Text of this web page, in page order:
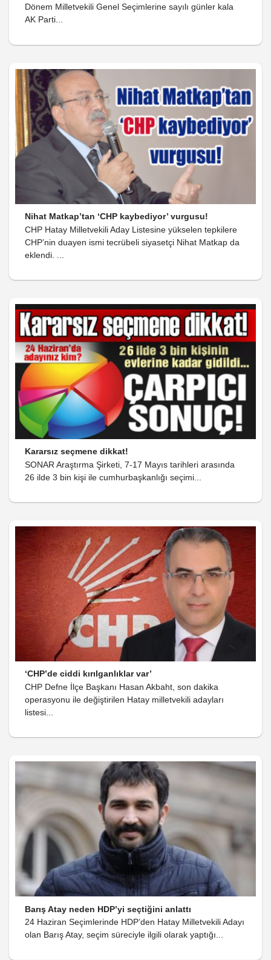
Dönem Milletvekili Genel Seçimlerine sayılı günler kala
AK Parti...
Nihat Matkap’tan ‘CHP kaybediyor’ vurgusu!
CHP Hatay Milletvekili Aday Listesine yükselen tepkilere
CHP’nin duayen ismi tecrübeli siyasetçi Nihat Matkap da
eklendi. ...
Kararsız seçmene dikkat!
SONAR Araştırma Şirketi, 7-17 Mayıs tarihleri arasında
26 ilde 3 bin kişi ile cumhurbaşkanlığı seçimi...
‘CHP’de ciddi kırılganlıklar var’
CHP Defne İlçe Başkanı Hasan Akbaht, son dakika
operasyonu ile değiştirilen Hatay milletvekili adayları
listesi...
Barış Atay neden HDP’yi seçtiğini anlattı
24 Haziran Seçimlerinde HDP’den Hatay Milletvekili Adayı
olan Barış Atay, seçim süreciyle ilgili olarak yaptığı...